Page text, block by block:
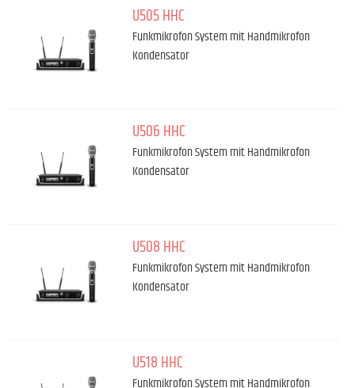
U505 HHC
Funkmikrofon System mit Handmikrofon
Kondensator
U506 HHC
Funkmikrofon System mit Handmikrofon
Kondensator
U508 HHC
Funkmikrofon System mit Handmikrofon
Kondensator
U518 HHC
Funkmikrofon System mit Handmikrofon